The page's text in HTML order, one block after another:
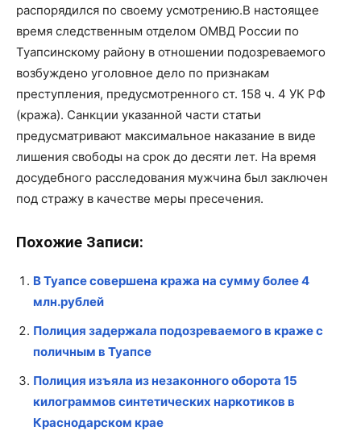
распорядился по своему усмотрению.В настоящее
время следственным отделом ОМВД России по
Туапсинскому району в отношении подозреваемого
возбуждено уголовное дело по признакам
преступления, предусмотренного ст. 158 ч. 4 УК РФ
(кража). Санкции указанной части статьи
предусматривают максимальное наказание в виде
лишения свободы на срок до десяти лет. На время
досудебного расследования мужчина был заключен
под стражу в качестве меры пресечения.
Похожие Записи:
В Туапсе совершена кража на сумму более 4
млн.рублей
Полиция задержала подозреваемого в краже с
поличным в Туапсе
Полиция изъяла из незаконного оборота 15
килограммов синтетических наркотиков в
Краснодарском крае